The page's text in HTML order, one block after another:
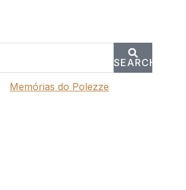
SEARCH
Memórias do Polezze